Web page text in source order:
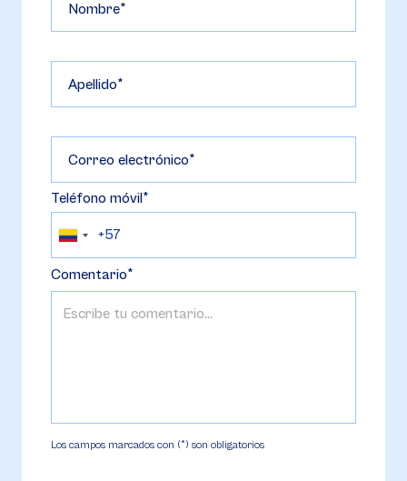
Nombre
Apellido
Correo electrónico
Teléfono móvil
Comentario
Los campos marcados con (*) son obligatorios